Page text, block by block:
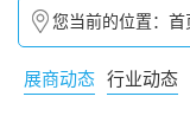
您当前的位置： 首
展商动态 行业动态